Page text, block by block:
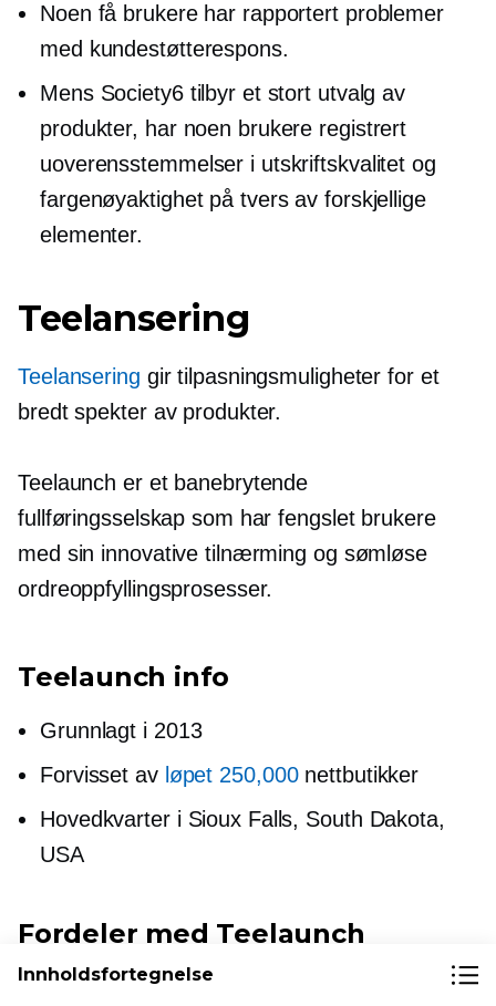
Noen få brukere har rapportert problemer
med kundestøtterespons.
Mens Society6 tilbyr et stort utvalg av
produkter, har noen brukere registrert
uoverensstemmelser i utskriftskvalitet og
fargenøyaktighet på tvers av forskjellige
elementer.
Teelansering
Teelansering gir tilpasningsmuligheter for et
bredt spekter av produkter.
Teelaunch er et banebrytende
fullføringsselskap som har fengslet brukere
med sin innovative tilnærming og sømløse
ordreoppfyllingsprosesser.
Teelaunch info
Grunnlagt i 2013
Forvisset av løpet 250,000nettbutikker
Hovedkvarter i Sioux Falls, South Dakota,
USA
Fordeler med Teelaunch
Brukere setter pris på Teelaunch
Innholdsfortegnelse